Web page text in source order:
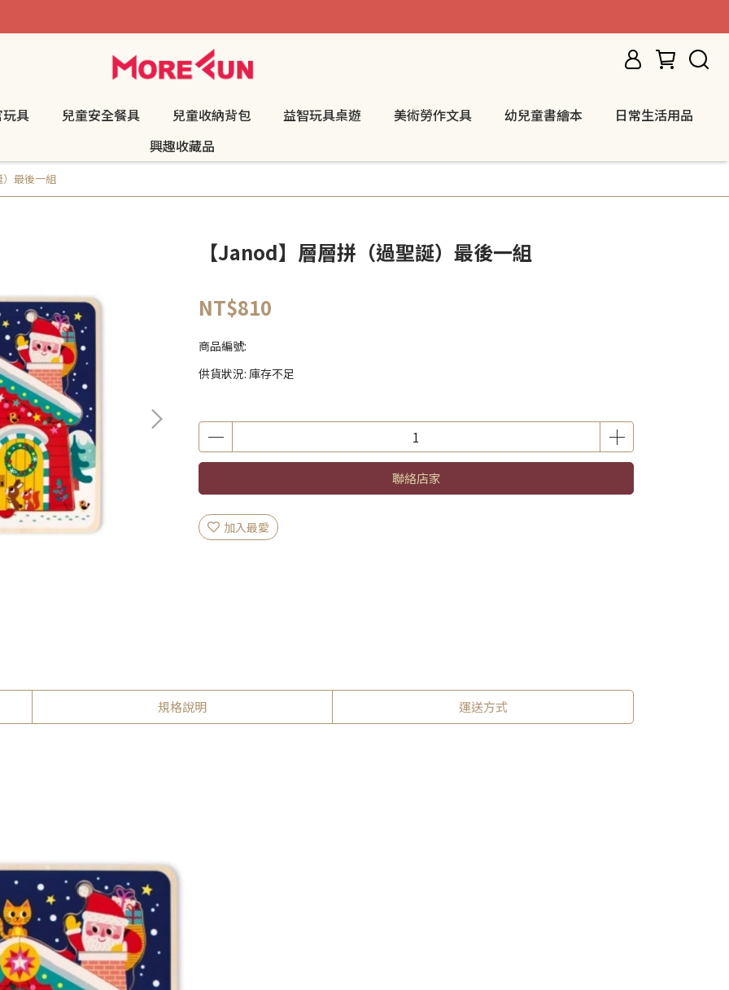
具 兒童安全餐具 兒童收納背包 益智玩具桌遊 美術勞作文具 幼兒童書繪本
日常生活用品
興趣收藏品
最後一組
【Janod】層層拼（過聖誕）最後一組
NT$810
商品編號:
供貨狀況: 庫存不足
聯絡店家
加入最愛
規格說明 運送方式